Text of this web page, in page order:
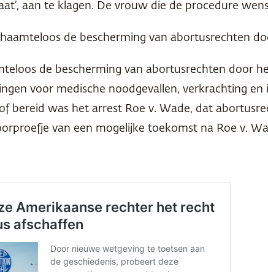
aan te klagen. De vrouw die de procedure
de bescherming van abortusrechten
de bescherming van abortusrechten door
voor medische noodgevallen, verkrachting en
bereid was het arrest Roe v. Wade, dat
van een mogelijke toekomst na Roe v.